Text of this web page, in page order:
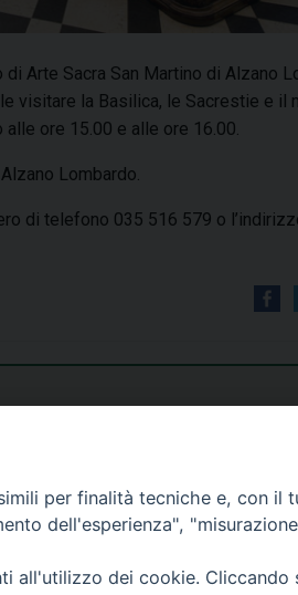
Arte Sacra San Martino di Alzano
visitare la Basilica, le Sacrestie e il
ore 15.00 e alle ore 16.00.
Lombardo.
di telefono 035 516 579 o
per finalità tecniche e, con il
dell'esperienza",
all'utilizzo dei cookie.